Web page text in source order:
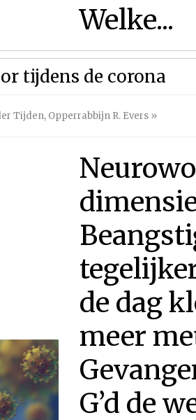
Welke...
tijdens de corona
Tijden, Opperrabbijn R. Evers »
de dag
meer
G’d de